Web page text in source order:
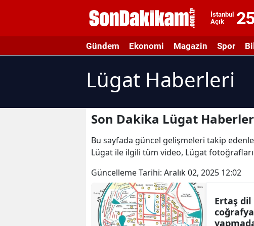
İstanbul
Açık
25
Adıyaman
Amasya
Antalya
Artvin
Balıkesir
Gündem Ekonomi Magazin Spor
Lügat Haberleri
Son Dakika Lügat
Bu sayfada güncel gelişmeleri takip
Lügat ile ilgili tüm video, Lügat
Güncelleme Tarihi: Aralık 02, 2025 12:02
Ertaş